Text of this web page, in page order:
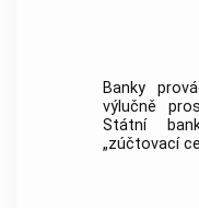
Banky
výlučně
Státní
„zúčtovací